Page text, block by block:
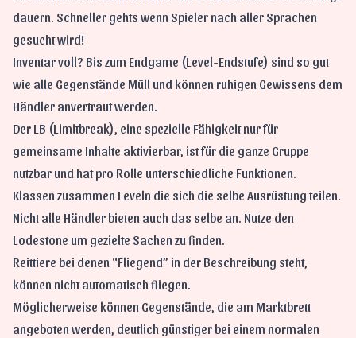
dauern. Schneller gehts wenn Spieler nach aller Sprachen
gesucht wird!
Inventar voll? Bis zum Endgame (Level-Endstufe) sind so gut
wie alle Gegenstände Müll und können ruhigen Gewissens dem
Händler anvertraut werden.
Der LB (Limitbreak), eine spezielle Fähigkeit nur für
gemeinsame Inhalte aktivierbar, ist für die ganze Gruppe
nutzbar und hat pro Rolle unterschiedliche Funktionen.
Klassen zusammen Leveln die sich die selbe Ausrüstung teilen.
Nicht alle Händler bieten auch das selbe an. Nutze den
Lodestone um gezielte Sachen zu finden.
Reittiere bei denen “Fliegend” in der Beschreibung steht,
können nicht automatisch fliegen.
Möglicherweise können Gegenstände, die am Marktbrett
angeboten werden, deutlich günstiger bei einem normalen